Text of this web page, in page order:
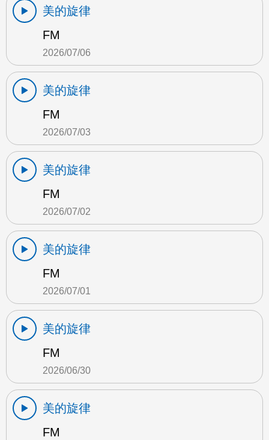
美的旋律
FM
2026/07/06
美的旋律
FM
2026/07/03
美的旋律
FM
2026/07/02
美的旋律
FM
2026/07/01
美的旋律
FM
2026/06/30
美的旋律
FM